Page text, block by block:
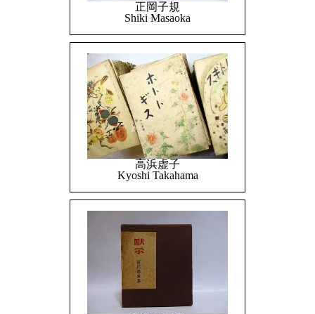
正岡子規
Shiki Masaoka
高浜虚子
Kyoshi Takahama